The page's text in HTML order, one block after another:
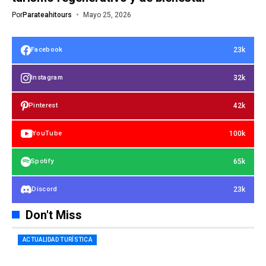
PorParateahitours Mayo 25, 2026
Facebook 23k
Instagram 32k
Pinterest 42k
YouTube 100k
Spotify 65k
Discord 23k
Don't Miss
ACTUALIDAD TURÍSTICA